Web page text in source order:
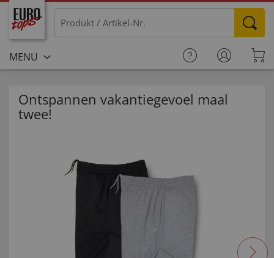
MENU
Ontspannen vakantiegevoel maal
twee!